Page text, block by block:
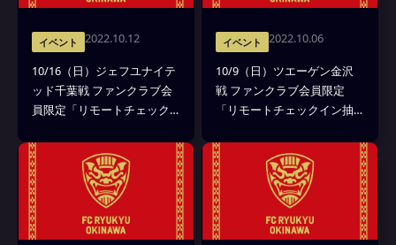
イベント 2022.10.12
10/16（日）ジェフユナイテ
ッド千葉戦 ファンクラブ会
員限定「リモートチェック
イベント 2022.10.06
10/9（日）ツエーゲン金沢
戦 ファンクラブ会員限定
「リモートチェックイン抽